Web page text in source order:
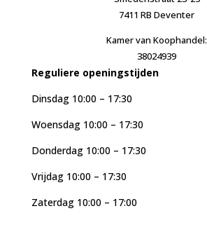
7411 RB Deventer
Kamer van Koophandel:
38024939
Reguliere openingstijden
Dinsdag 10:00 – 17:30
Woensdag 10:00 – 17:30
Donderdag 10:00 – 17:30
Vrijdag 10:00 – 17:30
Zaterdag 10:00 – 17:00